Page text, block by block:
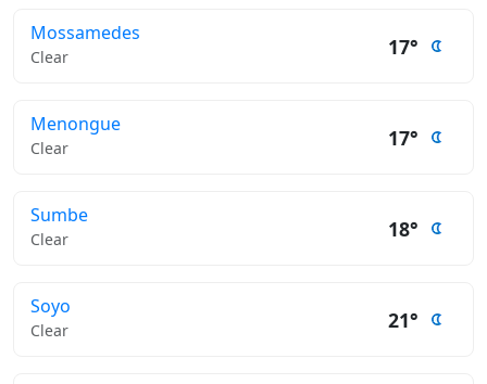
Mossamedes
Clear 17°
Menongue
Clear 17°
Sumbe
Clear 18°
Soyo
Clear 21°